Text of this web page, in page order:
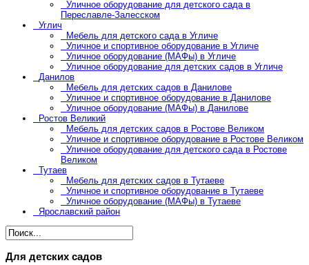
Уличное оборудование для детского сада в
Переславле-Залесском
Углич
Мебель для детского сада в Угличе
Уличное и спортивное оборудование в Угличе
Уличное оборудование (МАФы) в Угличе
Уличное оборудование для детских садов в Угличе
Данилов
Мебель для детских садов в Данилове
Уличное и спортивное оборудование в Данилове
Уличное оборудование (МАФы) в Данилове
Ростов Великий
Мебель для детских садов в Ростове Великом
Уличное и спортивное оборудование в Ростове Великом
Уличное оборудование для детского сада в Ростове
Великом
Тутаев
Мебель для детских садов в Тутаеве
Уличное и спортивное оборудование в Тутаеве
Уличное оборудование (МАФы) в Тутаеве
Ярославский район
Для детских садов